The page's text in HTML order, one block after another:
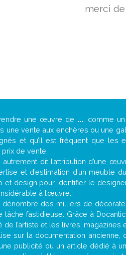
merci de
une œuvre de ... , comme
une vente aux enchères ou une
et qu’il est fréquent que les
de vente.
autrement dit l’attribution d’une
et d’estimation d’un
et design pour identifier le
à l’œuvre.
des milliers de
tâche fastidieuse. Grâce à
de l’artiste et les livres,
sur la documentation ancienne,
publicité ou un article dédié à